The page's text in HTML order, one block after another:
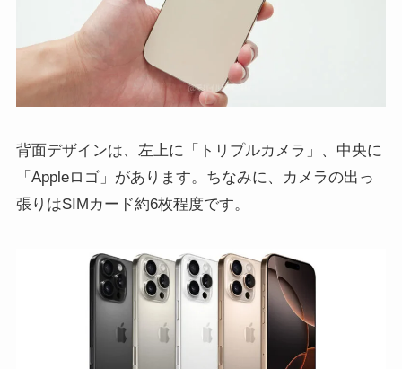
背面デザインは、左上に「トリプルカメラ」、中央に
「Appleロゴ」があります。ちなみに、カメラの出っ
張りはSIMカード約6枚程度です。